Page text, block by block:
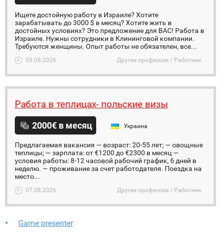
Ищете достойную работу в Израиле? Хотите
зарабатывать до 3000 $ в месяц? Хотите жить в
достойных условиях? Это предложение для ВАС! Работа в
Израиле. Нужны сотрудники в Клининговой компании.
Требуются женщины. Опыт работы не обязателен, все...
08.08.2026 Другие профессии / Работник
Работа в теплицах- польские визы
2000€ в месяц Украина
Предлагаемая вакансия — возраст: 20-55 лет; — овощные
теплицы; — зарплата: от €1200 до €2300 в месяц —
условия работы: 8-12 часовой рабочий график, 6 дней в
неделю. — проживание за счет работодателя. Поездка на
место...
07.08.2026 Другие профессии / Работник
Game presenter